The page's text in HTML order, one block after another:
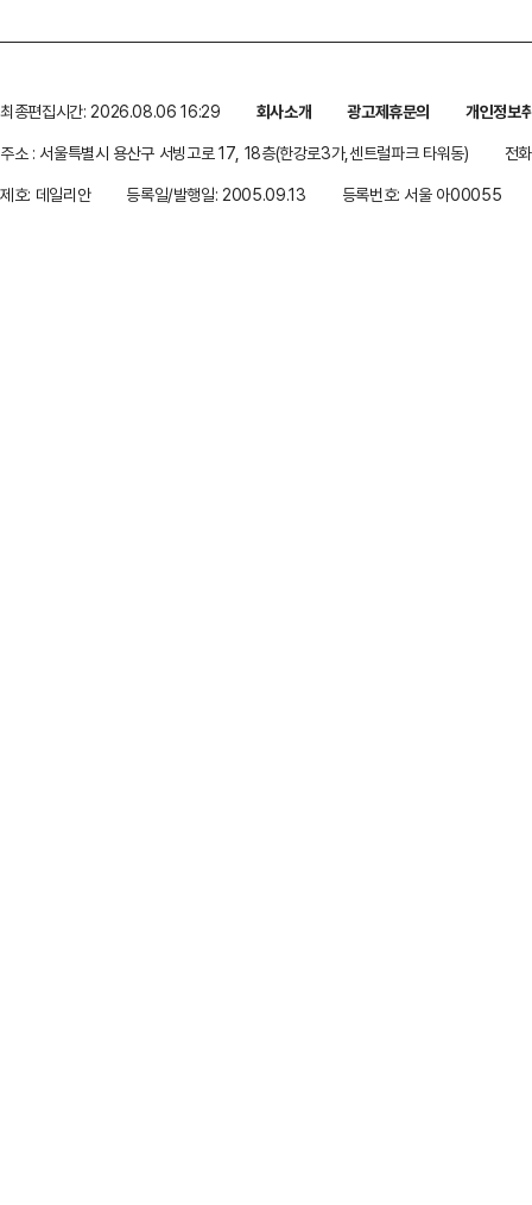
최종편집시간: 2026.08.06 16:29 회사소개 광고제휴문의
개인정보
주소 : 서울특별시 용산구 서빙고로 17, 18층(한강로3가,센트럴파크 타워동)
전
제호: 데일리안
등록일/발행일: 2005.09.13 등록번호: 서울 아00055